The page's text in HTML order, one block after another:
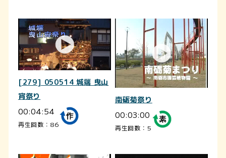
[279] 050514 城端 曳山
宵祭り
00:04:54
再生回数：86
南砺菊祭り
00:03:00
再生回数：5